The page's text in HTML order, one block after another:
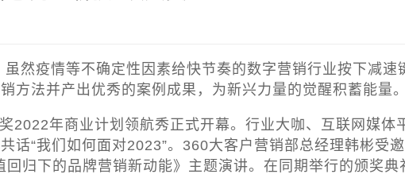
然疫情等不确定性因素给快节奏的数字营销行业按下减速
方法并产出优秀的案例成果，为新兴力量的觉醒积蓄能量。
年商业计划领航秀正式开幕。行业大咖、互联网媒体
话“我们如何面对2023”。360大客户营销部总经理韩彬受
归下的品牌营销新动能》主题演讲。在同期举行的颁奖典